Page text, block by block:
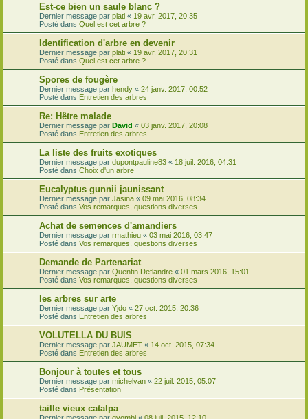
Est-ce bien un saule blanc ?
Dernier message par plati « 19 avr. 2017, 20:35
Posté dans Quel est cet arbre ?
Identification d'arbre en devenir
Dernier message par plati « 19 avr. 2017, 20:31
Posté dans Quel est cet arbre ?
Spores de fougère
Dernier message par hendy « 24 janv. 2017, 00:52
Posté dans Entretien des arbres
Re: Hêtre malade
Dernier message par David « 03 janv. 2017, 20:08
Posté dans Entretien des arbres
La liste des fruits exotiques
Dernier message par dupontpauline83 « 18 juil. 2016, 04:31
Posté dans Choix d'un arbre
Eucalyptus gunnii jaunissant
Dernier message par Jasina « 09 mai 2016, 08:34
Posté dans Vos remarques, questions diverses
Achat de semences d'amandiers
Dernier message par rmathieu « 03 mai 2016, 03:47
Posté dans Vos remarques, questions diverses
Demande de Partenariat
Dernier message par Quentin Deflandre « 01 mars 2016, 15:01
Posté dans Vos remarques, questions diverses
les arbres sur arte
Dernier message par Yjdo « 27 oct. 2015, 20:36
Posté dans Entretien des arbres
VOLUTELLA DU BUIS
Dernier message par JAUMET « 14 oct. 2015, 07:34
Posté dans Entretien des arbres
Bonjour à toutes et tous
Dernier message par michelvan « 22 juil. 2015, 05:07
Posté dans Présentation
taille vieux catalpa
Dernier message par gyombj « 08 juil. 2015, 12:10